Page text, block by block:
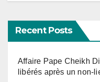
Recent Posts
Affaire Pape Cheikh
libérés après un non-